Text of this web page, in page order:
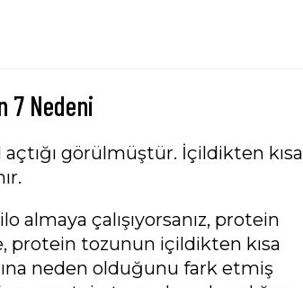
7 Nedeni
görülmüştür. İçildikten kısa
almaya çalışıyorsanız, protein
protein tozunun içildikten kısa
neden olduğunu fark etmiş